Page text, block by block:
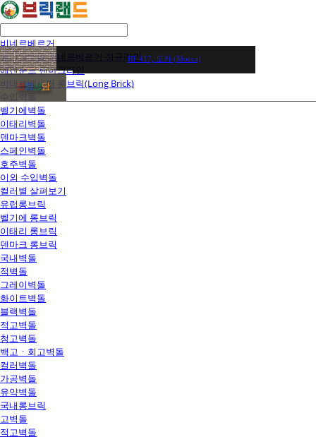
비네르베르거
벨기에벽돌 비네르베르거 정규라인
에겐순드 덴마크라인
비네르베르거 롱브릭(Long Brick)
수입벽돌
벨기에벽돌
이태리벽돌
덴마크벽돌
스페인벽돌
호주벽돌
이외 수입벽돌
컬러별 살펴보기
유럽롱브릭
벨기에 롱브릭
이태리 롱브릭
덴마크 롱브릭
국내벽돌
적벽돌
그레이벽돌
화이트벽돌
블랙벽돌
적고벽돌
청고벽돌
백고ㆍ회고벽돌
컬러벽돌
가공벽돌
유약벽돌
국내롱브릭
고벽돌
적고벽돌
RT 417, 모카 (Mocca)
전화상담